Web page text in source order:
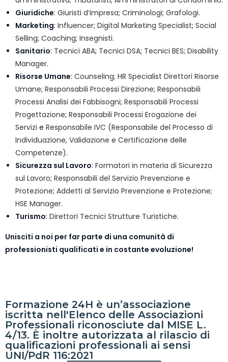
Giuridiche: Giuristi d’impresa; Criminologi; Grafologi.
Marketing: Influencer; Digital Marketing Specialist; Social
Selling; Coaching; Insegnisti.
Sanitario: Tecnici ABA; Tecnici DSA; Tecnici BES; Disability
Manager.
Risorse Umane: Counseling; HR Specialist Direttori Risorse
Umane; Responsabili Processi Direzione; Responsabili
Processi Analisi dei Fabbisogni; Responsabili Processi
Progettazione; Responsabili Processi Erogazione dei
Servizi e Responsabile IVC (Responsabile del Processo di
Individuazione, Validazione e Certificazione delle
Competenze).
Sicurezza sul Lavoro: Formatori in materia di Sicurezza
sul Lavoro; Responsabili del Servizio Prevenzione e
Protezione; Addetti al Servizio Prevenzione e Protezione;
HSE Manager.
Turismo: Direttori Tecnici Strutture Turistiche.
Unisciti a noi per far parte di una comunità di
professionisti qualificati e in costante evoluzione!
Formazione 24H è un’associazione
iscritta nell'Elenco delle Associazioni
Professionali riconosciute dal MISE L.
4/13. È inoltre autorizzata al rilascio di
qualificazioni professionali ai sensi
UNI/PdR 116:2021